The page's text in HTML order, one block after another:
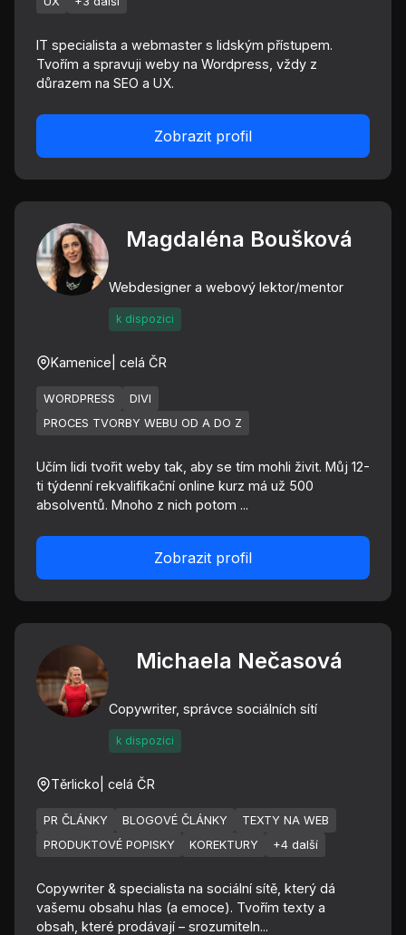
IT specialista a webmaster s lidským přístupem.
Tvořím a spravuji weby na Wordpress, vždy z
důrazem na SEO a UX.
Zobrazit profil
Magdaléna Boušková
Webdesigner a webový lektor/mentor
k dispozici
Kamenice | celá ČR
WORDPRESS
DIVI
PROCES TVORBY WEBU OD A DO Z
Učím lidi tvořit weby tak, aby se tím mohli živit. Můj 12-
ti týdenní rekvalifikační online kurz má už 500
absolventů. Mnoho z nich potom ...
Zobrazit profil
Michaela Nečasová
Copywriter, správce sociálních sítí
k dispozici
Těrlicko | celá ČR
PR ČLÁNKY BLOGOVÉ ČLÁNKY
TEXTY NA WEB
PRODUKTOVÉ POPISKY
KOREKTURY +4 další
Copywriter & specialista na sociální sítě, který dá
vašemu obsahu hlas (a emoce). Tvořím texty a
obsah, které prodávají – srozumiteln...